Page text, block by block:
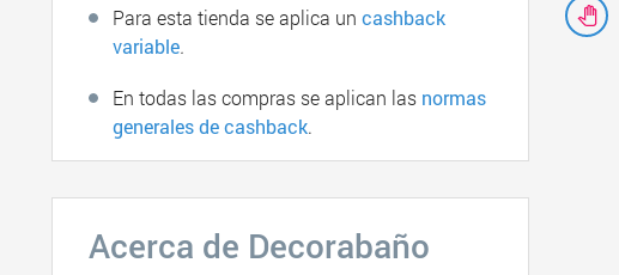
Para esta tienda se aplica uncashback
variable.
En todas las compras se aplican las normas
generales de cashback.
Acerca de Decorabaño